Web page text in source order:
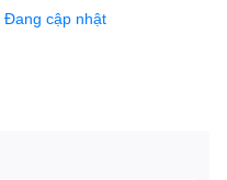
Đang cập nhật